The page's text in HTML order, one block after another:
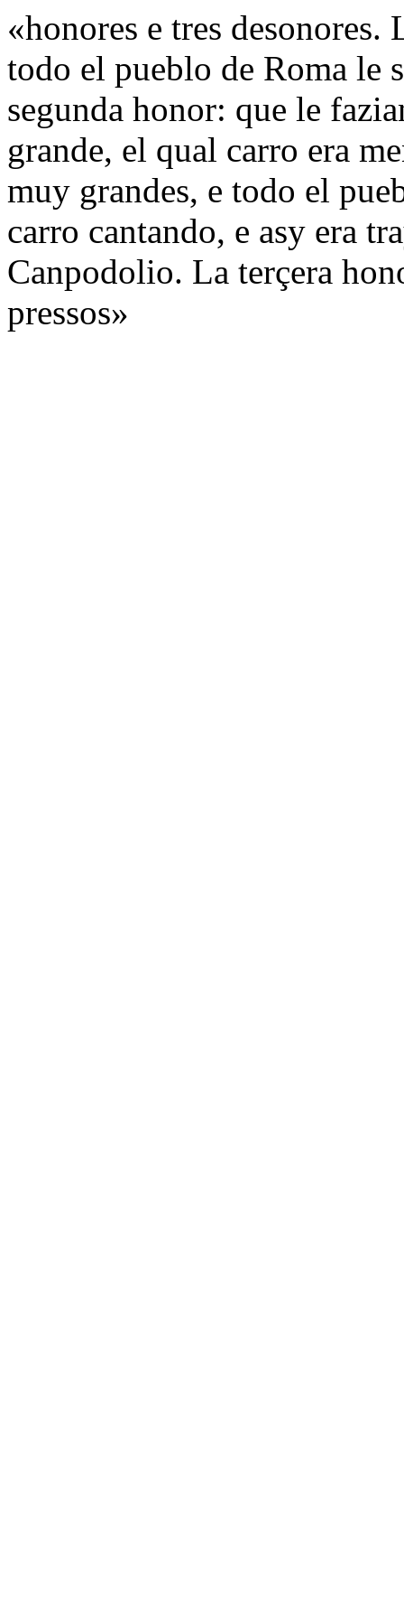
«honores e tres desonores.
todo el pueblo de Roma le
segunda honor: que le
grande, el qual carro era
muy grandes, e todo el
carro cantando, e asy era
Canpodolio. La terçera
pressos»